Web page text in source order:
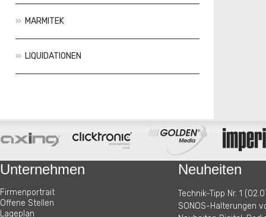
MARMITEK
LIQUIDATIONEN
Unternehmen
Firmenportrait
Offene Stellen
Lageplan
Neuheiten
Technik-Tipp Nr. 1
SONOS-Halterungen